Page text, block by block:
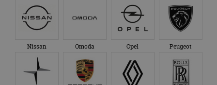
Nissan Omoda Opel Peugeot